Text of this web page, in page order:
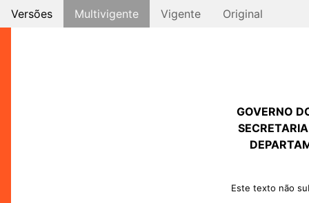
Versões Multivigente Vigente Original
GOVERNO
Este texto não